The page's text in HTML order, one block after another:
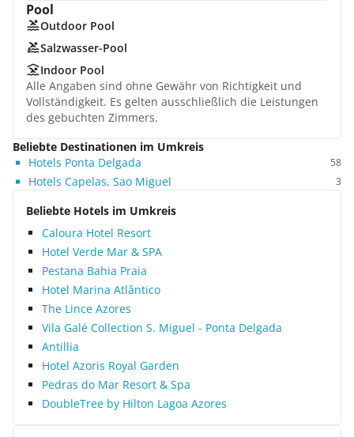
Pool
Outdoor Pool
Salzwasser-Pool
Indoor Pool
Alle Angaben sind ohne Gewähr von Richtigkeit und
Vollständigkeit. Es gelten ausschließlich die Leistungen
des gebuchten Zimmers.
Beliebte Destinationen im Umkreis
Hotels Ponta Delgada
58
Hotels Capelas, Sao Miguel 3
Beliebte Hotels im Umkreis
Caloura Hotel Resort
Hotel Verde Mar & SPA
Pestana Bahia Praia
Hotel Marina Atlântico
The Lince Azores
Vila Galé Collection S. Miguel - Ponta Delgada
Antillia
Hotel Azoris Royal Garden
Pedras do Mar Resort & Spa
DoubleTree by Hilton Lagoa Azores